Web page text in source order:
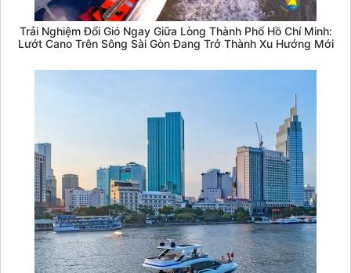
Trải Nghiệm Đổi Gió Ngay Giữa Lòng Thành Phố Hồ Chí Minh:
Lướt Cano Trên Sông Sài Gòn Đang Trở Thành Xu Hướng Mới